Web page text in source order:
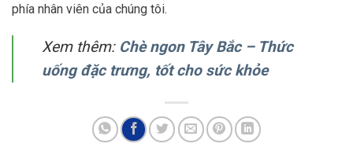
phía nhân viên của chúng tôi.
Xem thêm: Chè ngon Tây Bắc – Thức
uống đặc trưng, tốt cho sức khỏe